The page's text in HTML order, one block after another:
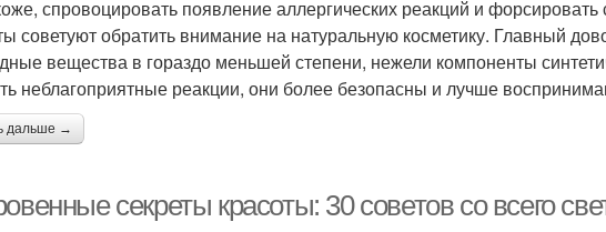
спровоцировать появление аллергических реакций и
советуют обратить внимание на натуральную косметику. Главный
вещества в гораздо меньшей степени, нежели компоненты
неблагоприятные реакции, они более безопасны и лучше
дальше →
секреты красоты: 30 советов со всего